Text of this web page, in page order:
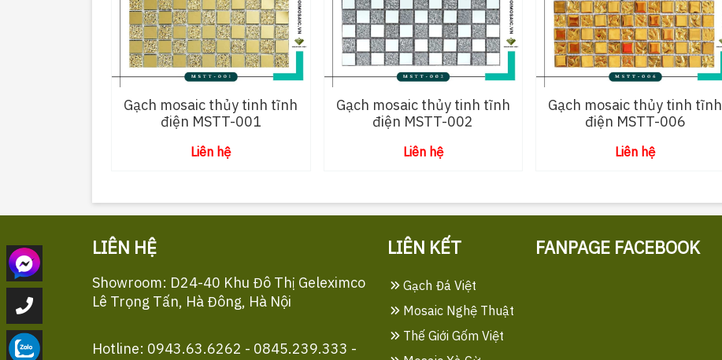
Gạch mosaic thủy tinh tĩnh
điện MSTT-001
Liên hệ
Gạch mosaic thủy tinh tĩnh
điện MSTT-002
Liên hệ
Gạch mosaic thủy tinh tĩnh
điện MSTT-006
Liên hệ
LIÊN HỆ
Showroom: D24-40 Khu Đô Thị Geleximco
Lê Trọng Tấn, Hà Đông, Hà Nội
Hotline: 0943.63.6262 - 0845.239.333 -
LIÊN KẾT
Gạch Đá Việt
Mosaic Nghệ Thuật
Thế Giới Gốm Việt
FANPAGE FACEBOOK